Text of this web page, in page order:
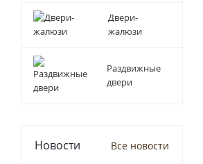
Двери-
жалюзи
Раздвижные
двери
Новости Все новости